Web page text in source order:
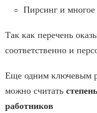
Пирсинг и многое
Так как перечень
соответственно и
Еще одним ключевым
можно считать
работников